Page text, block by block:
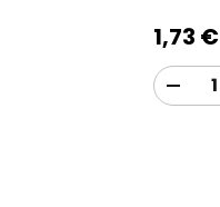
1,73 €